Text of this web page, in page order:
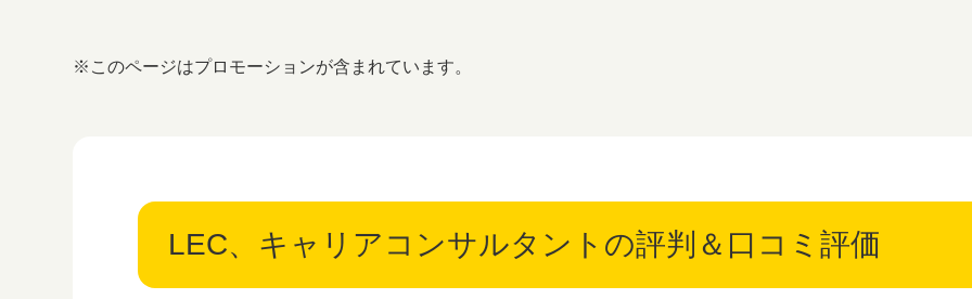
※このページはプロモーションが含まれています。
LEC、キャリアコンサルタントの評判＆口コミ評価